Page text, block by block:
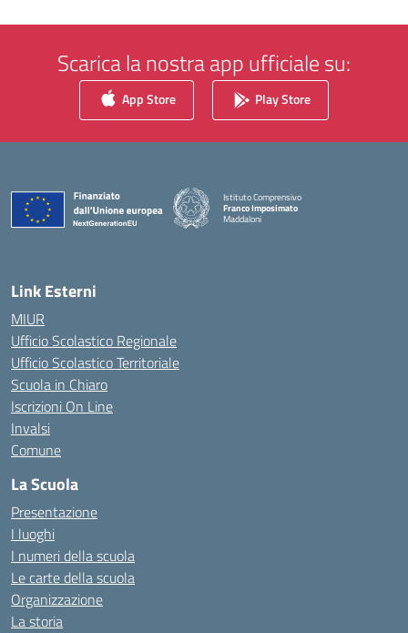
Scarica la nostra app ufficiale su:
App Store Play Store
Istituto Comprensivo
Franco Imposimato
Maddaloni
Link Esterni
MIUR
Ufficio Scolastico Regionale
Ufficio Scolastico Territoriale
Scuola in Chiaro
Iscrizioni On Line
Invalsi
Comune
La Scuola
Presentazione
I luoghi
I numeri della scuola
Le carte della scuola
Organizzazione
La storia